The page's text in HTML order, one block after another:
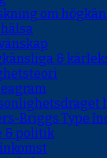
om
&
Briggs Type
& politik